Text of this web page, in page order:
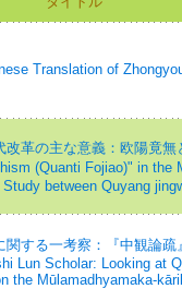
Translation of
改革の主な意義：欧陽竟
(Quanti Fojiao)" in the
between Quyang
関する一考察：『中観論
Lun Scholar: Looking at
the Mūlamadhyamaka-